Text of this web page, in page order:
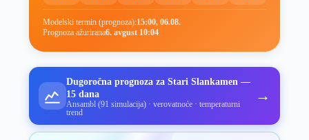
Modelski termin (prognoza):15:00, 06.08.
Prognoza ažurirana6. avgust 10:04
Dugoročna prognoza za Stari Slankamen —
15 dana
Ansambl (91 simulacija) · verovatnoće · temperaturni
trend
→